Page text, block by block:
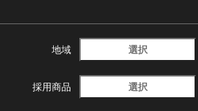
地域 選択
採用商品 選択